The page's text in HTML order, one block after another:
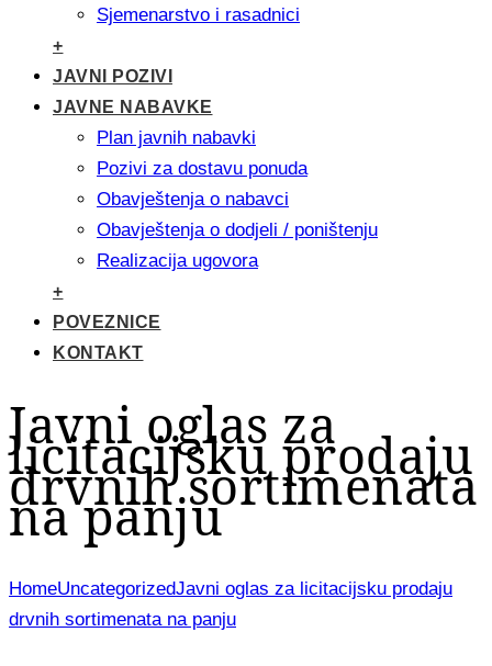
Sjemenarstvo i rasadnici
+
JAVNI POZIVI
JAVNE NABAVKE
Plan javnih nabavki
Pozivi za dostavu ponuda
Obavještenja o nabavci
Obavještenja o dodjeli / poništenju
Realizacija ugovora
+
POVEZNICE
KONTAKT
Javni oglas za
licitacijsku prodaju
drvnih sortimenata
na panju
HomeUncategorizedJavni oglas za licitacijsku prodaju
drvnih sortimenata na panju